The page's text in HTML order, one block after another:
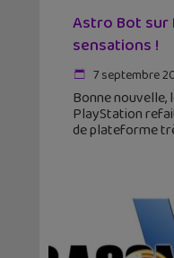
Astro Bot sur
sensations !
7 septembre
Bonne
PlayStation
de plateforme